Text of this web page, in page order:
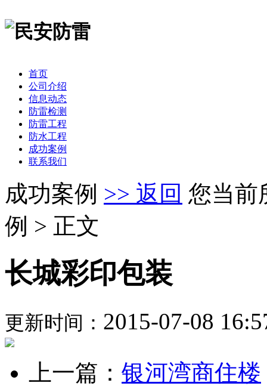
首页
公司介绍
信息动态
防雷检测
防雷工程
防水工程
成功案例
联系我们
成功案例 >> 返回 您当前
例 > 正文
长城彩印包装
更新时间： 2015-07-08
上一篇： 银河湾商住楼